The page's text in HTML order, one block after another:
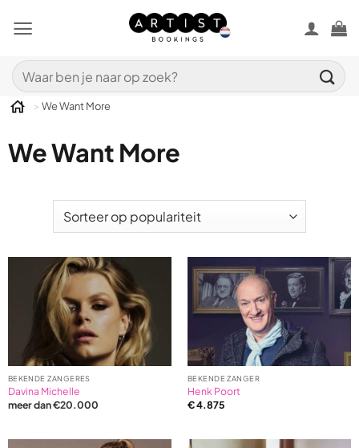
naar
Zoeken
naar:
> We Want More
We Want More
BEKENDE ZANGERES
Davina Michelle
meer dan €20.000
BEKENDE ZANGER
Henk Poort
€4.875